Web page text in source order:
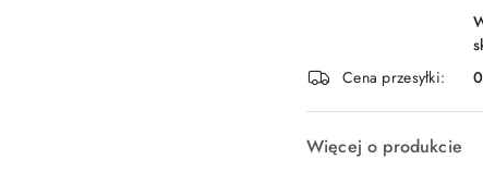
Cena przesyłki:
0
Więcej o produkcie